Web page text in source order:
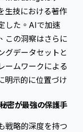
生技における著作
した。AIで加速
この洞察はさらに
グデータセットと
ームワークによる
明示的に位置づけ
密が最強の保護手
戦略的深度を持つ